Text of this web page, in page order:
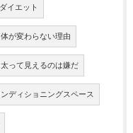
イエット
体が変わらない理由
太って見えるのは嫌だ
ディショニングスペース